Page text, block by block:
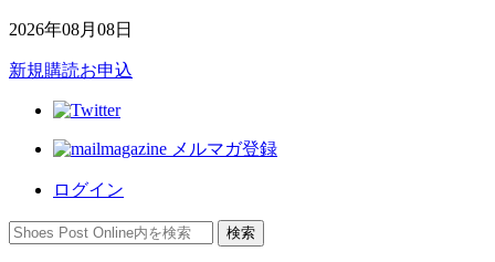
2026年08月08日
新規購読お申込
メルマガ登録
ログイン